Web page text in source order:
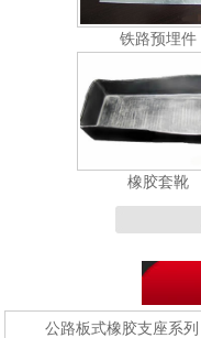
铁路预埋件
橡胶套靴
MZL 320型
公路板式橡胶支座系列